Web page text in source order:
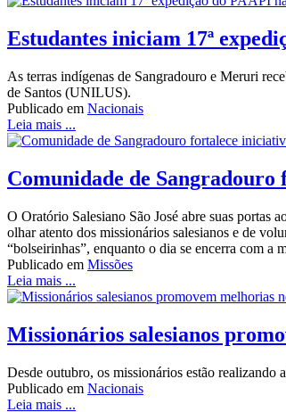
Estudantes iniciam 17ª
As terras indígenas de Sangradouro e Meruri
de Santos (UNILUS).
Publicado em Nacionais
Leia mais ...
Comunidade de Sangradouro
O Oratório Salesiano São José abre suas portas
olhar atento dos missionários salesianos e de
“bolseirinhas”, enquanto o dia se encerra com a
Publicado em Missões
Leia mais ...
Missionários salesianos
Desde outubro, os missionários estão
Publicado em Nacionais
Leia mais ...